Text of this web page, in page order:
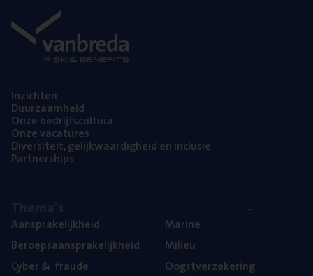
Inzich­ten
Duur­zaam­heid
Onze bedrijfs­cul­tuur
Onze vaca­tu­res
Diver­si­teit, gelijk­waar­dig­heid en inclusie
Part­ner­ships
Aan­spra­ke­lijk­heid
Beroeps­aan­spra­ke­lijk­heid
Cyber& fraude
Mari­ne
Mili­eu
Oogst­ver­ze­ke­ring